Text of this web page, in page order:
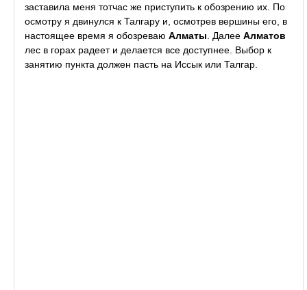
заставила меня тотчас же приступить к обозрению их. По
осмотру я двинулся к Талгару и, осмотрев вершины его, в
настоящее время я обозреваю Алматы . Далее Алматов
лес в горах радеет и делается все доступнее. Выбор к
занятию пункта должен пасть на Иссык или Талгар.